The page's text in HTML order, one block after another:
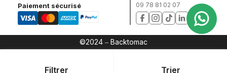
Paiement sécurisé
09 78 81 02 07
©2024 – Backtomac
Filtrer Trier